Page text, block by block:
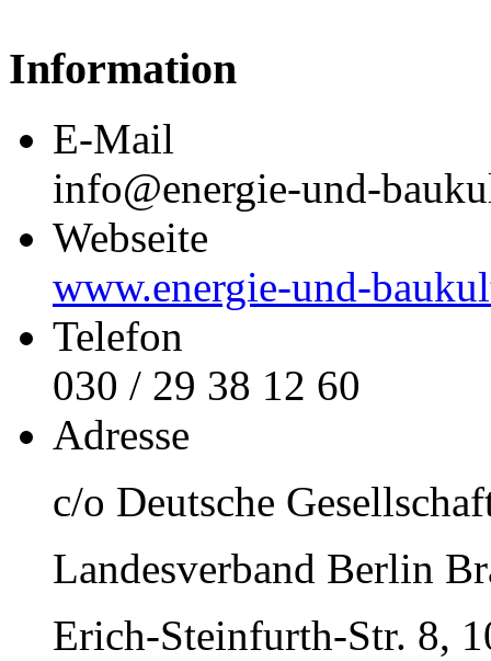
Information
E-Mail
info@energie-und-
Webseite
www.energie-und-
Telefon
030 / 29 38 12 60
Adresse
c/o Deutsche
Landesverband Berlin
Erich-Steinfurth-Str. 8,